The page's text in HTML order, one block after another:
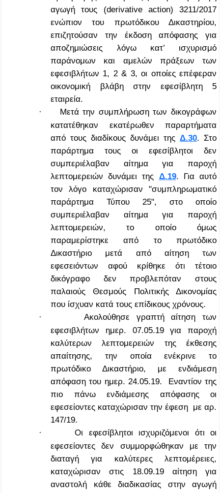
αγωγή τους (derivative action) 3211/2017
ενώπιον του πρωτόδικου Δικαστηρίου,
επιζητούσαν την έκδοση απόφασης για
αποζημιώσεις λόγω κατ’ ισχυρισμό
παράνομων και αμελών πράξεων των
εφεσιβλήτων 1, 2 & 3, οι οποίες επέφεραν
οικονομική βλάβη στην εφεσίβλητη 5
εταιρεία.
·
Μετά την συμπλήρωση των δικογράφων
κατατέθηκαν εκατέρωθεν παραρτήματα
από τους διαδίκους δυνάμει της Δ.30. Στο
παράρτημα τους οι εφεσίβλητοι δεν
συμπεριέλαβαν αίτημα για παροχή
λεπτομερειών δυνάμει της Δ.19. Για αυτό
τον λόγο καταχώρισαν "συμπληρωματικό
παράρτημα Τύπου 25", στο οποίο
συμπεριέλαβαν αίτημα για παροχή
λεπτομερειών, το οποίο όμως
παραμερίστηκε από το πρωτόδικο
Δικαστήριο μετά από αίτηση των
εφεσειόντων αφού κρίθηκε ότι τέτοιο
δικόγραφο δεν προβλεπόταν στους
παλαιούς Θεσμούς Πολιτικής Δικονομίας
που ίσχυαν κατά τους επίδικους χρόνους.
·
Ακολούθησε γραπτή αίτηση των
εφεσιβλήτων ημερ. 07.05.19 για παροχή
καλύτερων λεπτομερειών της έκθεσης
απαίτησης, την οποία ενέκρινε το
πρωτόδικο Δικαστήριο, με ενδιάμεση
απόφαση του ημερ. 24.05.19. Εναντίον της
πιο πάνω ενδιάμεσης απόφασης οι
εφεσείοντες καταχώρισαν την έφεση με αρ.
147/19.
·
Οι εφεσίβλητοι ισχυριζόμενοι ότι οι
εφεσείοντες δεν συμμορφώθηκαν με την
διαταγή για καλύτερες λεπτομέρειες,
καταχώρισαν στις 18.09.19 αίτηση για
αναστολή κάθε διαδικασίας στην αγωγή